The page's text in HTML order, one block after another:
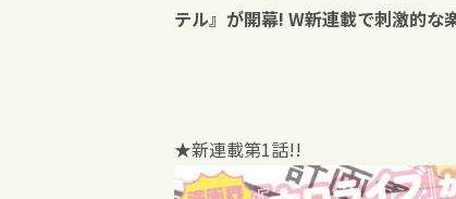
テル』が開幕! W新連載で刺激的な
★新連載第1話!!